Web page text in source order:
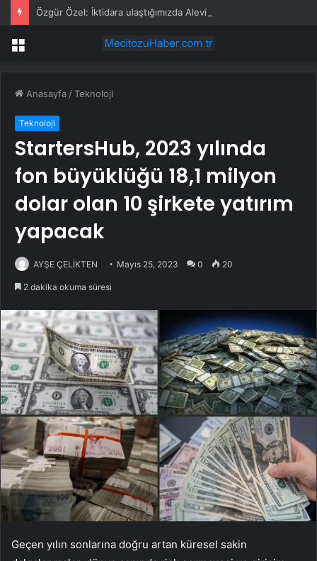
Menü
Anasayfa /Teknoloji
Teknoloji
StartersHub, 2023 yılında
fon büyüklüğü 18,1 milyon
dolar olan 10 şirkete yatırım
yapacak
AYŞE ÇELİKTEN Mayıs 25, 2023 0 20
2 dakika okuma süresi
Geçen yılın sonlarına doğru artan küresel sakin